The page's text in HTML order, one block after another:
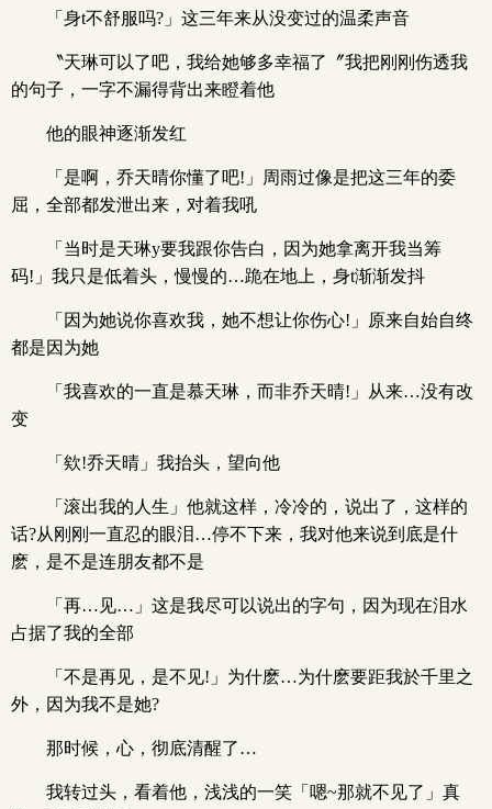
「身t不舒服吗?」这三年来从没变过的温柔声音
〝天琳可以了吧，我给她够多幸福了〞我把刚刚伤透我
的句子，一字不漏得背出来瞪着他
他的眼神逐渐发红
「是啊，乔天晴你懂了吧!」周雨过像是把这三年的委
屈，全部都发泄出来，对着我吼
「当时是天琳y要我跟你告白，因为她拿离开我当筹
码!」我只是低着头，慢慢的…跪在地上，身t渐渐发抖
「因为她说你喜欢我，她不想让你伤心!」原来自始自终
都是因为她
「我喜欢的一直是慕天琳，而非乔天晴!」从来…没有改
变
「欸!乔天晴」我抬头，望向他
「滚出我的人生」他就这样，冷冷的，说出了，这样的
话?从刚刚一直忍的眼泪…停不下来，我对他来说到底是什
麽，是不是连朋友都不是
「再…见…」这是我尽可以说出的字句，因为现在泪水
占据了我的全部
「不是再见，是不见!」为什麽…为什麽要距我於千里之
外，因为我不是她?
那时候，心，彻底清醒了…
我转过头，看着他，浅浅的一笑「嗯~那就不见了」真